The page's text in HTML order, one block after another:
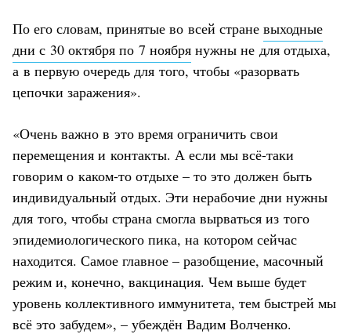
По его словам, принятые во всей стране выходные
дни с 30 октября по 7 ноября нужны не для отдыха,
а в первую очередь для того, чтобы «разорвать
цепочки заражения».
«Очень важно в это время ограничить свои
перемещения и контакты. А если мы всё-таки
говорим о каком-то отдыхе – то это должен быть
индивидуальный отдых. Эти нерабочие дни нужны
для того, чтобы страна смогла вырваться из того
эпидемиологического пика, на котором сейчас
находится. Самое главное – разобщение, масочный
режим и, конечно, вакцинация. Чем выше будет
уровень коллективного иммунитета, тем быстрей мы
всё это забудем», – убеждён Вадим Волченко.